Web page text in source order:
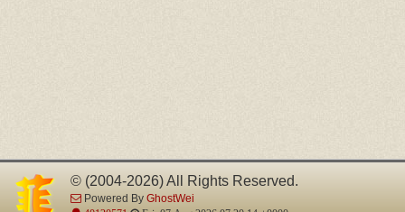
© (2004-2026) All Rights Reserved.
Powered By GhostWei